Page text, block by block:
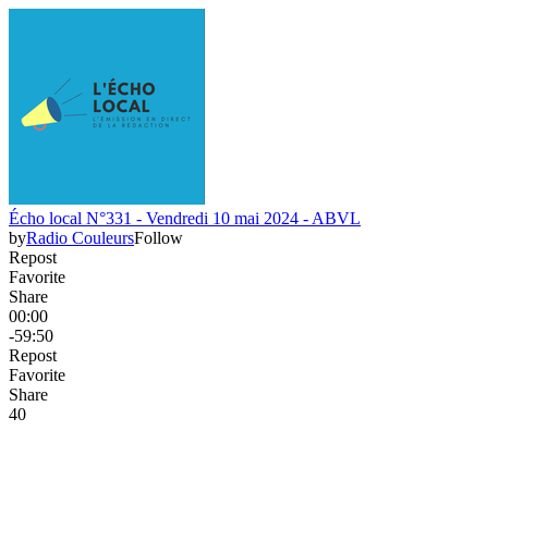
Écho local N°331 - Vendredi 10 mai 2024 - ABVL
byRadio CouleursFollow
Repost
Favorite
Share
00:00
-59:50
Repost
Favorite
Share
40